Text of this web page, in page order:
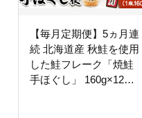
【毎月定期便】5ヵ月連
続 北海道産 秋鮭を使用
した鮭フレーク「焼鮭
手ほぐし」 160g×12瓶